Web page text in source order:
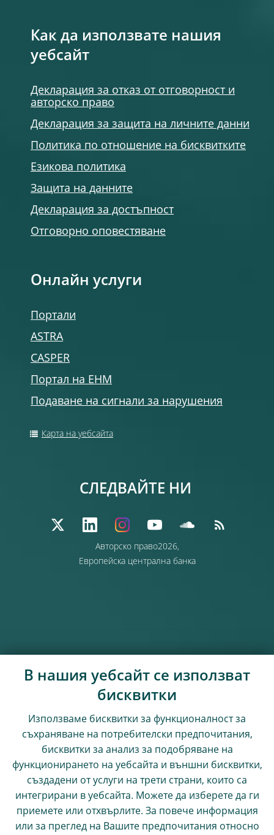
Как да използвате нашия
уебсайт
Декларация за отказ от отговорност и
авторско право
Декларация за защита на личните данни
Политика по отношение на бисквитките
Езикова политика
Защита на данните
Декларация за достъпност
Отговорно оповестяване
Онлайн услуги
Портали
ASTRA
CASPER
Портал на ЕНМ
Подаване на сигнали за нарушения
Карта на уебсайта
Авторско право2026,
Европейска централна банка
СЛЕДВАЙТЕ НИ
В нашия уебсайт се използват
бисквитки
Използваме бисквитки за функционалност за
съхраняване на потребителски предпочитания,
бисквитки за анализ за подобряване на
функционирането на уебсайта и външни бисквитки,
създадени от услуги на трети страни, които са
интегрирани в уебсайта. Можете да изберете да ги
приемете или отхвърлите. За повече информация
или за преглед на Вашите предпочитания относно